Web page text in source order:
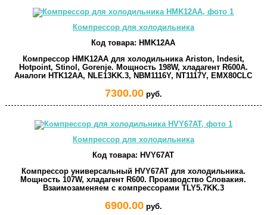
Компрессор для холодильника
Код товара: HMK12AA
Компрессор HMK12AA для холодильника Ariston, Indesit,
Hotpoint, Stinol, Gorenje. Мощность 198W, хладагент R600A.
Аналоги HTK12AA, NLE13KK.3, NBM1116Y, NT1117Y, EMX80CLC
7300.00руб.
Компрессор для холодильника
Код товара: HVY67AT
Компрессор универсальный HVY67AT для холодильника.
Мощность 107W, хладагент R600. Производство Словакия.
Взаимозаменяем с компрессорами TLY5.7KK.3
6900.00руб.